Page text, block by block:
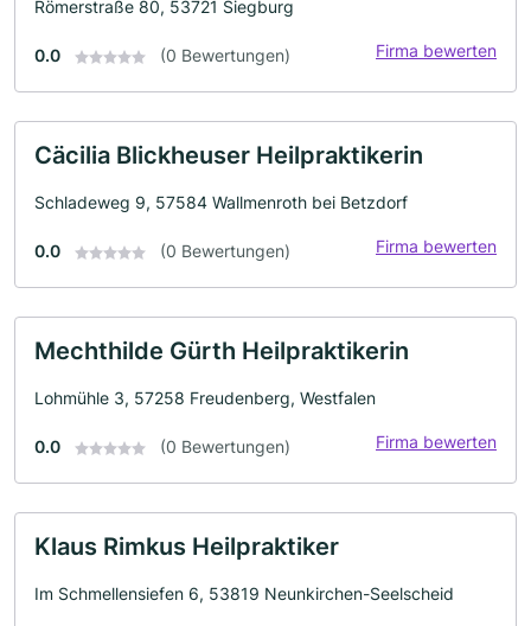
Römerstraße 80, 53721 Siegburg
0.0 (0 Bewertungen) Firma bewerten
Cäcilia Blickheuser Heilpraktikerin
Schladeweg 9, 57584 Wallmenroth bei Betzdorf
0.0 (0 Bewertungen) Firma bewerten
Mechthilde Gürth Heilpraktikerin
Lohmühle 3, 57258 Freudenberg, Westfalen
0.0 (0 Bewertungen) Firma bewerten
Klaus Rimkus Heilpraktiker
Im Schmellensiefen 6, 53819 Neunkirchen-Seelscheid